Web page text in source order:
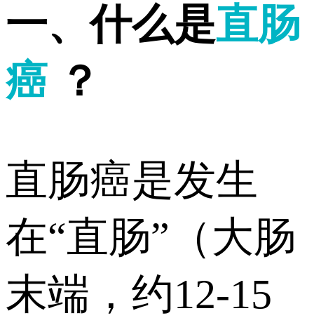
一、什么是直肠
癌 ？
直肠癌是发生
在“直肠”（大肠
末端，约12-15